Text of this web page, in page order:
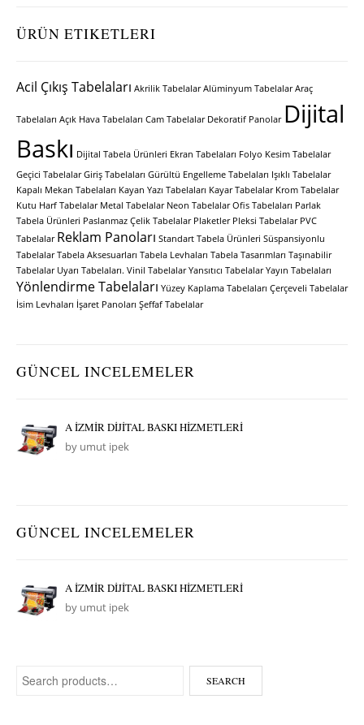
ÜRÜN ETIKETLERI
Acil Çıkış Tabelaları Akrilik Tabelalar Alüminyum Tabelalar Araç
Tabelaları Açık Hava Tabelaları Cam Tabelalar Dekoratif Panolar Dijital
Baskı Dijital Tabela Ürünleri Ekran Tabelaları Folyo Kesim Tabelalar
Geçici Tabelalar Giriş Tabelaları Gürültü Engelleme Tabelaları Işıklı Tabelalar
Kapalı Mekan Tabelaları Kayan Yazı Tabelaları Kayar Tabelalar Krom Tabelalar
Kutu Harf Tabelalar Metal Tabelalar Neon Tabelalar Ofis Tabelaları Parlak
Tabela Ürünleri Paslanmaz Çelik Tabelalar Plaketler Pleksi Tabelalar PVC
Tabelalar Reklam Panoları Standart Tabela Ürünleri Süspansiyonlu
Tabelalar Tabela Aksesuarları Tabela Levhaları Tabela Tasarımları Taşınabilir
Tabelalar Uyarı Tabelaları. Vinil Tabelalar Yansıtıcı Tabelalar Yayın Tabelaları
Yönlendirme Tabelaları Yüzey Kaplama Tabelaları Çerçeveli Tabelalar
İsim Levhaları İşaret Panoları Şeffaf Tabelalar
GÜNCEL INCELEMELER
A İZMİR DİJİTAL BASKI HİZMETLERİ
by umut ipek
GÜNCEL INCELEMELER
A İZMİR DİJİTAL BASKI HİZMETLERİ
by umut ipek
Search for: SEARCH